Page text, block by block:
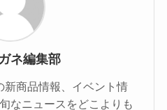
ネ編集部
新商品情報、イベント情
なニュースをどこよりも